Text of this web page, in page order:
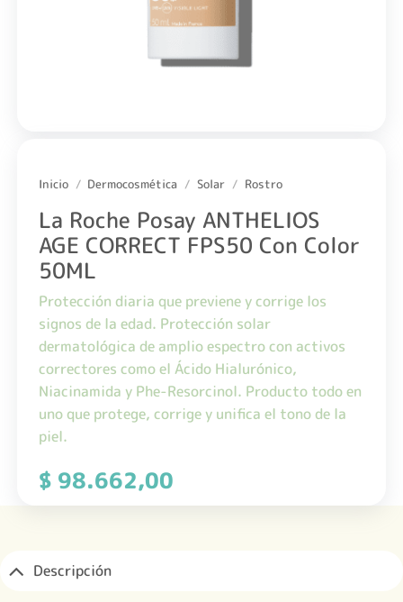
Inicio / Dermocosmética / Solar / Rostro
La Roche Posay ANTHELIOS
AGE CORRECT FPS50 Con Color
50ML
Protección diaria que previene y corrige los
signos de la edad. Protección solar
dermatológica de amplio espectro con activos
correctores como el Ácido Hialurónico,
Niacinamida y Phe-Resorcinol. Producto todo en
uno que protege, corrige y unifica el tono de la
piel.
$98.662,00
Descripción